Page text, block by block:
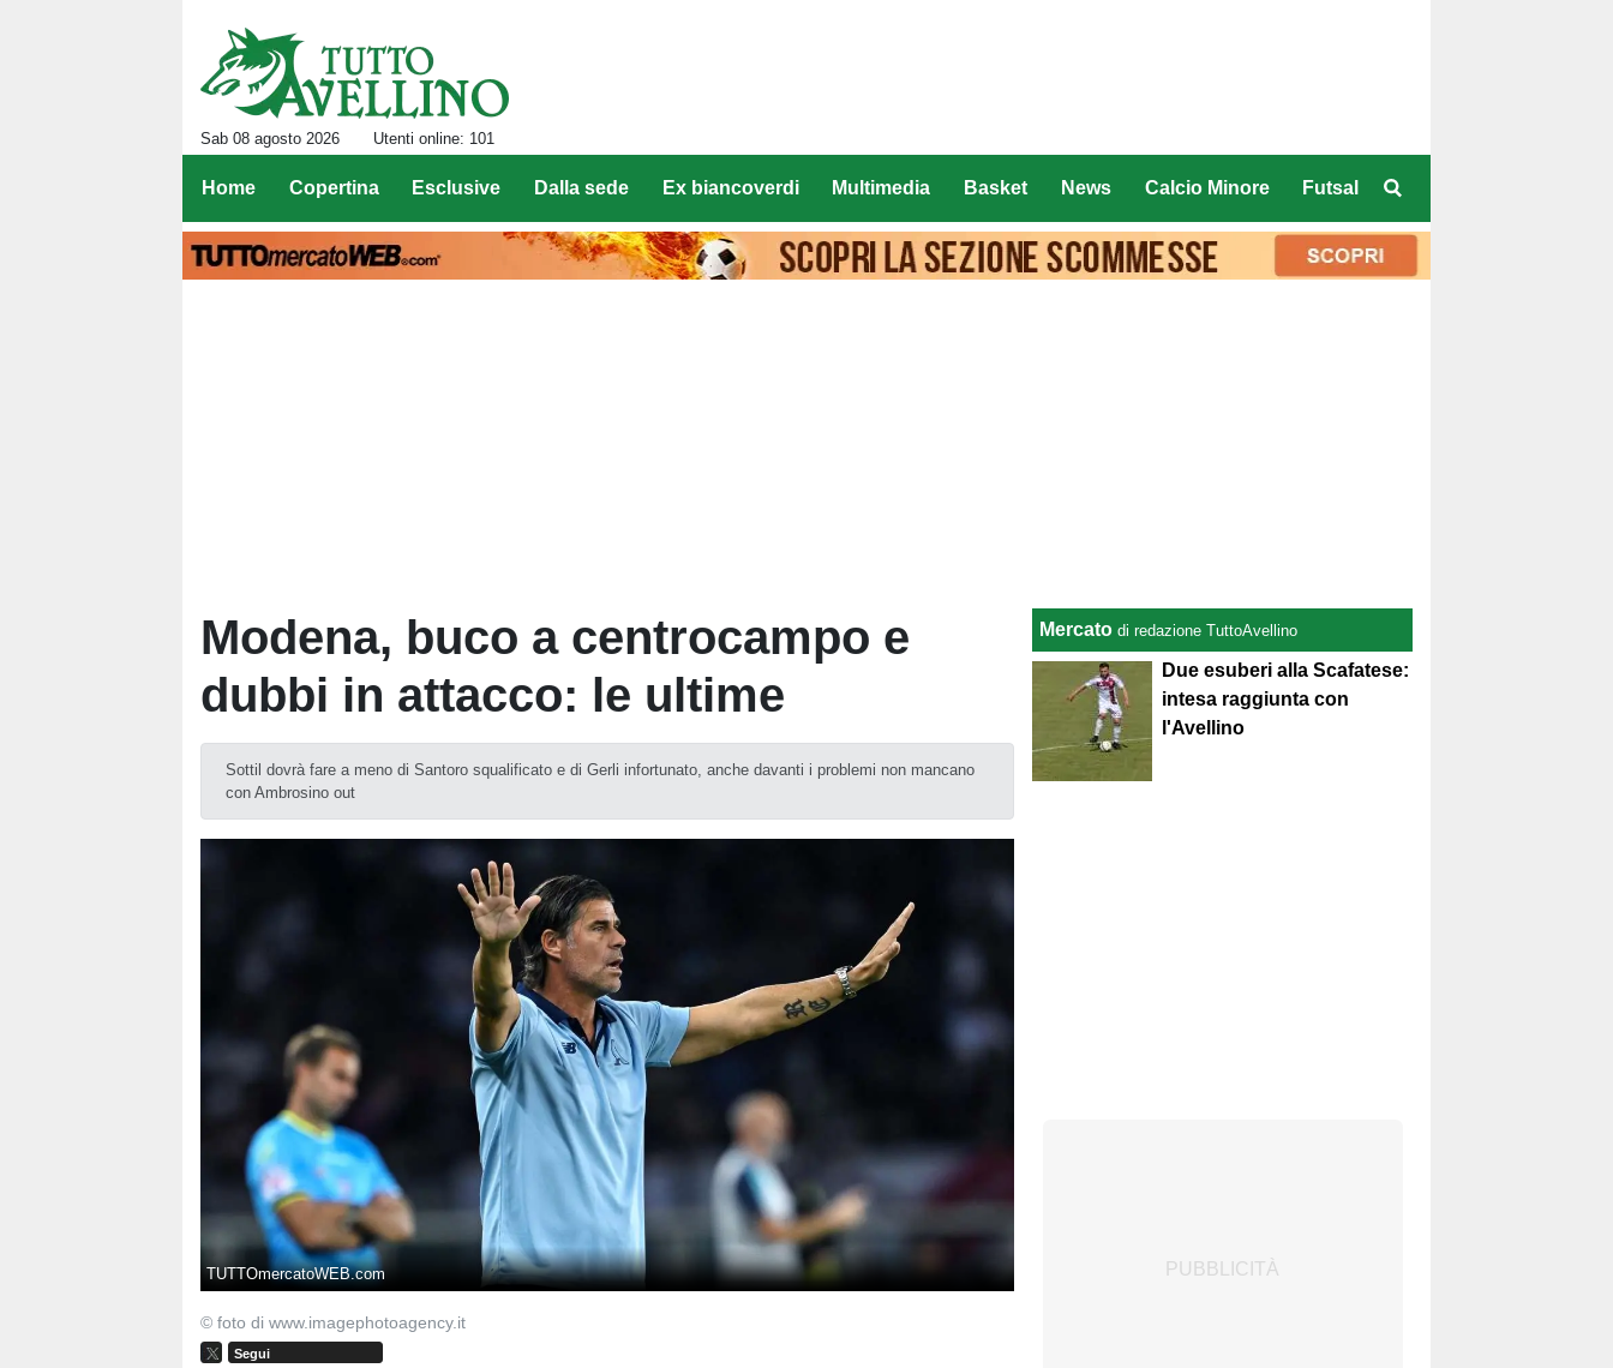
Sab 08 agosto 2026 Utenti online: 101
Home Copertina Esclusive Dalla sede Ex biancoverdi Multimedia Basket News Calcio Minore Futsal
Modena, buco a centrocampo e
dubbi in attacco: le ultime
Sottil dovrà fare a meno di Santoro squalificato e di Gerli infortunato, anche davanti i problemi non mancano
con Ambrosino out
TUTTOmercatoWEB.com
© foto di www.imagephotoagency.it
Segui
Mercato di redazione TuttoAvellino
Due esuberi alla Scafatese:
intesa raggiunta con
l'Avellino